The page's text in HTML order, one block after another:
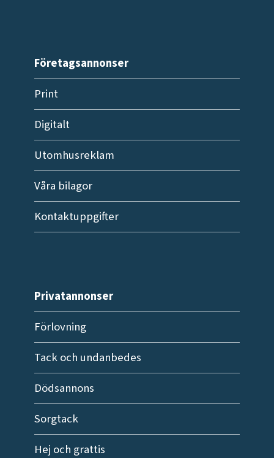
Företagsannonser
Print
Digitalt
Utomhusreklam
Våra bilagor
Kontaktuppgifter
Privatannonser
Förlovning
Tack och undanbedes
Dödsannons
Sorgtack
Hej och grattis